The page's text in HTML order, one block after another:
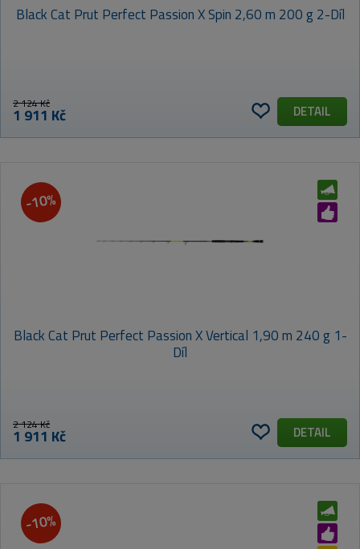
Black Cat Prut Perfect Passion X Spin 2,60 m 200 g 2-Díl
2 124 Kč
1 911 Kč DETAIL
-10%
Black Cat Prut Perfect Passion X Vertical 1,90 m 240 g 1-
Díl
2 124 Kč
1 911 Kč DETAIL
-10%